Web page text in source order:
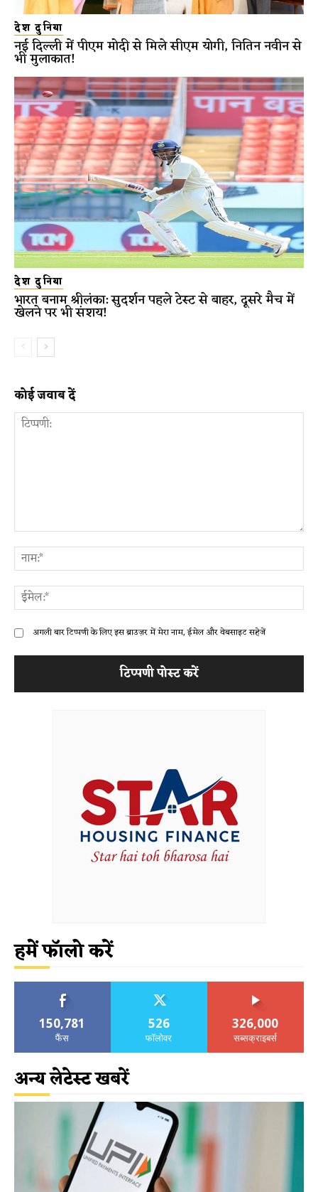
देश दुनिया
नई दिल्ली में पीएम मोदी से मिले सीएम योगी, नितिन नवीन से
भी मुलाकात!
देश दुनिया
भारत बनाम श्रीलंका: सुदर्शन पहले टेस्ट से बाहर, दूसरे मैच में
खेलने पर भी संशय!
कोई जवाब दें
अगली बार टिप्पणी के लिए इस ब्राउज़र में मेरा नाम, ईमेल और वेबसाइट सहेजें
हमें फॉलो करें
150,781
फैंस
526
फॉलोवर
326,000
सब्सक्राइबर्स
अन्य लेटेस्ट खबरें